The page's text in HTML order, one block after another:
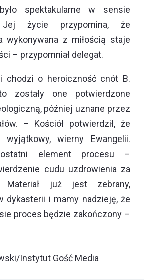
spektakularne w sensie
Jej życie przypomina, że
wykonywana z miłością staje
– przypomniał delegat.
chodzi o heroiczność cnót B.
zostały one potwierdzone
później uznane przez
– Kościół potwierdził, że
wierny Ewangelii.
element procesu –
cudu uzdrowienia za
Materiał już jest zebrany,
dykasterii i mamy nadzieję, że
proces będzie zakończony –
Instytut Gość Media